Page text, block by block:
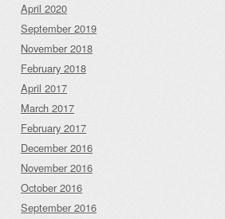
April 2020
September 2019
November 2018
February 2018
April 2017
March 2017
February 2017
December 2016
November 2016
October 2016
September 2016